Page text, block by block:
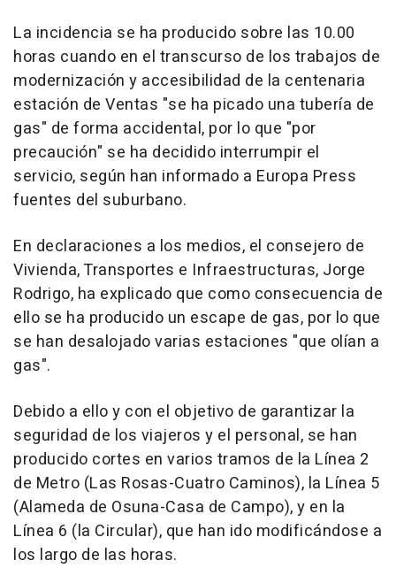
La incidencia se ha producido sobre las 10.00
horas cuando en el transcurso de los trabajos de
modernización y accesibilidad de la centenaria
estación de Ventas "se ha picado una tubería de
gas" de forma accidental, por lo que "por
precaución" se ha decidido interrumpir el
servicio, según han informado a Europa Press
fuentes del suburbano.
En declaraciones a los medios, el consejero de
Vivienda, Transportes e Infraestructuras, Jorge
Rodrigo, ha explicado que como consecuencia de
ello se ha producido un escape de gas, por lo que
se han desalojado varias estaciones "que olían a
gas".
Debido a ello y con el objetivo de garantizar la
seguridad de los viajeros y el personal, se han
producido cortes en varios tramos de la Línea 2
de Metro (Las Rosas-Cuatro Caminos), la Línea 5
(Alameda de Osuna-Casa de Campo), y en la
Línea 6 (la Circular), que han ido modificándose a
los largo de las horas.